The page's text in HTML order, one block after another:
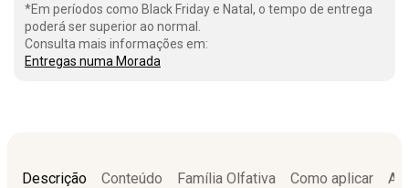
*Em períodos como Black Friday e Natal, o tempo de entrega
poderá ser superior ao normal.
Consulta mais informações em:
Entregas numa Morada
Descrição Conteúdo Família Olfativa Como aplicar